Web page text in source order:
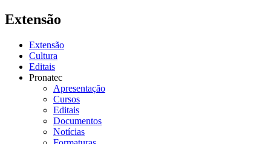
Extensão
Extensão
Cultura
Editais
Pronatec
Apresentação
Cursos
Editais
Documentos
Notícias